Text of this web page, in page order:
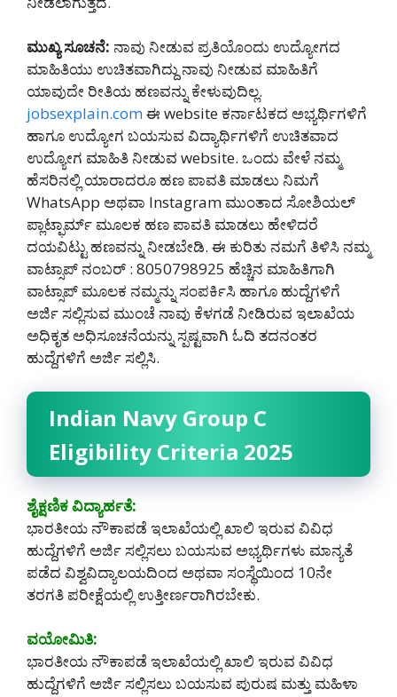
ಮುಖ್ಯ ಸೂಚನೆ: ನಾವು ನೀಡುವ ಪ್ರತಿಯೊಂದು ಉದ್ಯೋಗದ
ಮಾಹಿತಿಯು ಉಚಿತವಾಗಿದ್ದು ನಾವು ನೀಡುವ ಮಾಹಿತಿಗೆ
ಯಾವುದೇ ರೀತಿಯ ಹಣವನ್ನು ಕೇಳುವುದಿಲ್ಲ.
jobsexplain.comಈ website ಕರ್ನಾಟಕದ ಅಭ್ಯರ್ಥಿಗಳಿಗೆ
ಹಾಗೂ ಉದ್ಯೋಗ ಬಯಸುವ ವಿದ್ಯಾರ್ಥಿಗಳಿಗೆ ಉಚಿತವಾದ
ಉದ್ಯೋಗ ಮಾಹಿತಿ ನೀಡುವ website. ಒಂದು ವೇಳೆ ನಮ್ಮ
ಹೆಸರಿನಲ್ಲಿ ಯಾರಾದರೂ ಹಣ ಪಾವತಿ ಮಾಡಲು ನಿಮಗೆ
WhatsApp ಅಥವಾ Instagram ಮುಂತಾದ ಸೋಶಿಯಲ್
ಪ್ಲಾಟ್ಫಾರ್ಮ್ ಮೂಲಕ ಹಣ ಪಾವತಿ ಮಾಡಲು ಹೇಳಿದರೆ
ದಯವಿಟ್ಟು ಹಣವನ್ನು ನೀಡಬೇಡಿ‌. ಈ ಕುರಿತು ನಮಗೆ ತಿಳಿಸಿ ನಮ್ಮ
ವಾಟ್ಸಾಪ್ ನಂಬರ್ : 8050798925 ಹೆಚ್ಚಿನ ಮಾಹಿತಿಗಾಗಿ
ವಾಟ್ಸಾಪ್ ಮೂಲಕ ನಮ್ಮನ್ನು ಸಂಪರ್ಕಿಸಿ ಹಾಗೂ ಹುದ್ದೆಗಳಿಗೆ
ಅರ್ಜಿ ಸಲ್ಲಿಸುವ ಮುಂಚೆ ನಾವು ಕೆಳಗಡೆ ನೀಡಿರುವ ಇಲಾಖೆಯ
ಅಧಿಕೃತ ಅಧಿಸೂಚನೆಯನ್ನು ಸ್ಪಷ್ಟವಾಗಿ ಓದಿ ತದನಂತರ
ಹುದ್ದೆಗಳಿಗೆ ಅರ್ಜಿ ಸಲ್ಲಿಸಿ.
Indian Navy Group C
Eligibility Criteria 2025
ಶೈಕ್ಷಣಿಕ ವಿದ್ಯಾರ್ಹತೆ:
ಭಾರತೀಯ ನೌಕಾಪಡೆ ಇಲಾಖೆಯಲ್ಲಿ ಖಾಲಿ ಇರುವ ವಿವಿಧ
ಹುದ್ದೆಗಳಿಗೆ ಅರ್ಜಿ ಸಲ್ಲಿಸಲು ಬಯಸುವ ಅಭ್ಯರ್ಥಿಗಳು ಮಾನ್ಯತೆ
ಪಡೆದ ವಿಶ್ವವಿದ್ಯಾಲಯದಿಂದ ಅಥವಾ ಸಂಸ್ಥೆಯಿಂದ 10ನೇ
ತರಗತಿ ಪರೀಕ್ಷೆಯಲ್ಲಿ ಉತ್ತೀರ್ಣರಾಗಿರಬೇಕು.
ವಯೋಮಿತಿ:
ಭಾರತೀಯ ನೌಕಾಪಡೆ ಇಲಾಖೆಯಲ್ಲಿ ಖಾಲಿ ಇರುವ ವಿವಿಧ
ಹುದ್ದೆಗಳಿಗೆ ಅರ್ಜಿ ಸಲ್ಲಿಸಲು ಬಯಸುವ ಪುರುಷ ಮತ್ತು ಮಹಿಳಾ